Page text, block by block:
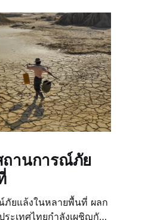
ถานการณ์ภัย
ภัยแล้งในหลายพื้นที่ ผลก